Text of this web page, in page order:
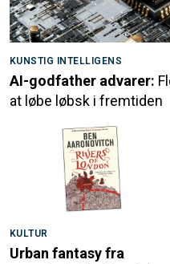
KUNSTIG INTELLIGENS
AI-godfather advarer:
at løbe løbsk i fremtiden
KULTUR
Urban fantasy fra